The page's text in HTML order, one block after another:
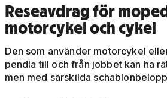
Reseavdrag för
motorcykel och cykel
Den som använder motorcykel
pendla till och från jobbet kan ha
men med särskilda